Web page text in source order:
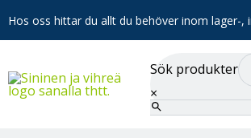
Hos oss hittar du allt du behöver inom lager-,
Sök produkter
×